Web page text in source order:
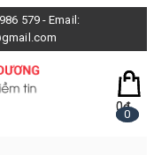
×
579 - Email:
0
0₫
0
0₫